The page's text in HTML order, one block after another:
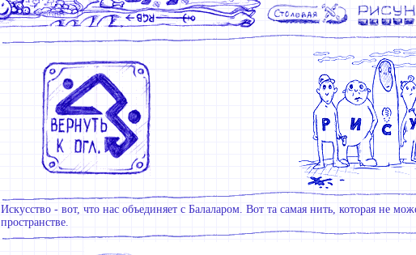
Искусство - вот, что нас объединяет с Балаларом. Вот та самая нить, которая не
пространстве.